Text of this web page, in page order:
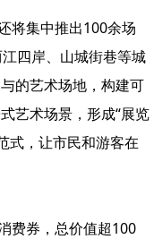
将集中推出100余场
四岸、山城街巷等城
的艺术场地，构建可
艺术场景，形成“展览
式，让市民和游客在
费券，总价值超100